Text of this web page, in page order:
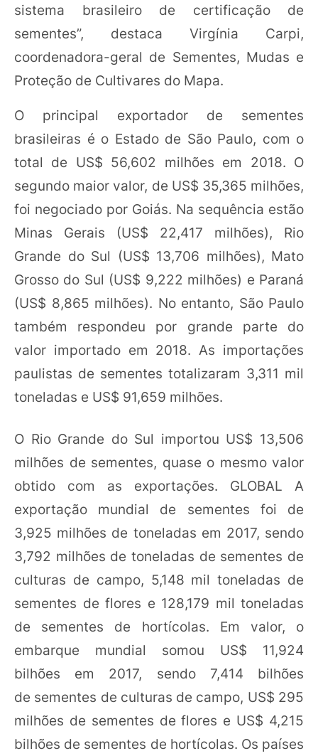
sistema brasileiro de certificação de
sementes”, destaca Virgínia Carpi,
coordenadora-geral de Sementes, Mudas e
Proteção de Cultivares do Mapa.
O principal exportador de sementes
brasileiras é o Estado de São Paulo, com o
total de US$ 56,602 milhões em 2018. O
segundo maior valor, de US$ 35,365 milhões,
foi negociado por Goiás. Na sequência estão
Minas Gerais (US$ 22,417 milhões), Rio
Grande do Sul (US$ 13,706 milhões), Mato
Grosso do Sul (US$ 9,222 milhões) e Paraná
(US$ 8,865 milhões). No entanto, São Paulo
também respondeu por grande parte do
valor importado em 2018. As importações
paulistas de sementes totalizaram 3,311 mil
toneladas e US$ 91,659 milhões.
O Rio Grande do Sul importou US$ 13,506
milhões de sementes, quase o mesmo valor
obtido com as exportações. GLOBAL A
exportação mundial de sementes foi de
3,925 milhões de toneladas em 2017, sendo
3,792 milhões de toneladas de sementes de
culturas de campo, 5,148 mil toneladas de
sementes de flores e 128,179 mil toneladas
de sementes de hortícolas. Em valor, o
embarque mundial somou US$ 11,924
bilhões em 2017, sendo 7,414 bilhões
de sementes de culturas de campo, US$ 295
milhões de sementes de flores e US$ 4,215
bilhões de sementes de hortícolas. Os países